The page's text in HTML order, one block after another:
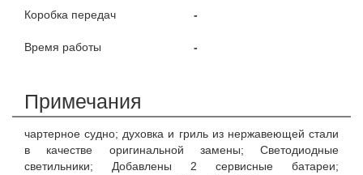
Коробка передач -
Время работы -
Примечания
чартерное судно; духовка и гриль из нержавеющей стали
в качестве оригинальной замены; Светодиодные
светильники; Добавлены 2 сервисные батареи;